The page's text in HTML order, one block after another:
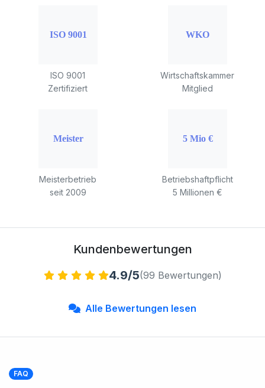
ISO 9001
Zertifiziert
Wirtschaftskammer
Mitglied
Meisterbetrieb
seit 2009
Betriebshaftpflicht
5 Millionen €
Kundenbewertungen
4.9/5(99 Bewertungen)
Alle Bewertungen lesen
FAQ